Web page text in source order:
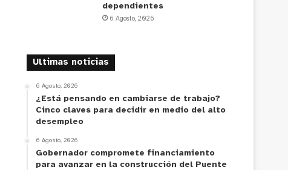
dependientes
6 Agosto, 2026
Ultimas noticias
6 Agosto, 2026
¿Está pensando en cambiarse de trabajo?
Cinco claves para decidir en medio del alto
desempleo
6 Agosto, 2026
Gobernador compromete financiamiento
para avanzar en la construcción del Puente